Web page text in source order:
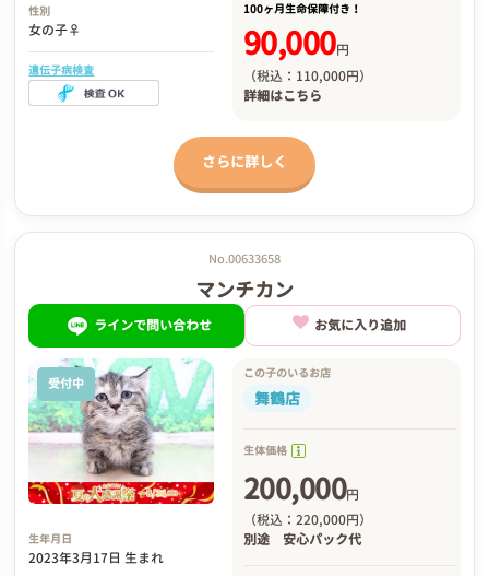
性別
女の子♀
遺伝子病検査
100ヶ月生命保障付き！
90,000円
（税込：110,000円）
詳細はこちら
さらに詳しく
No.00633658
マンチカン
ラインで問い合わせ お気に入り追加
受付中
生年月日
2023年3月17日 生まれ
この子のいるお店
舞鶴店
生体価格
200,000円
（税込：220,000円）
別途 安心パック代